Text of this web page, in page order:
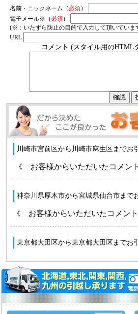
名前・ニックネーム（ 必須）
電子メール※（ 必須）
(※：いたずら防止の目的で入力して頂いていま
URL
コメント (スタイル用のHTML